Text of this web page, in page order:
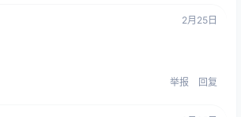
2月25日
举报 回复